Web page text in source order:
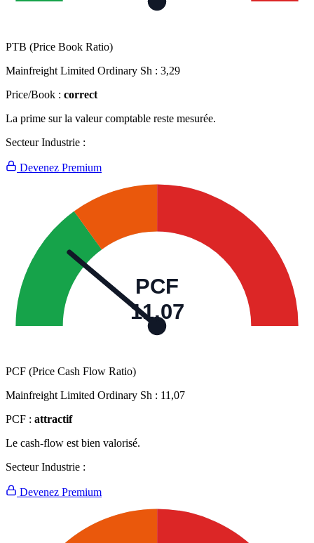
PTB (Price Book Ratio)
Mainfreight Limited Ordinary Sh : 3,29
Price/Book : correct
La prime sur la valeur comptable reste mesurée.
Secteur Industrie :
Devenez Premium
PCF
11,07
PCF (Price Cash Flow Ratio)
Mainfreight Limited Ordinary Sh : 11,07
PCF : attractif
Le cash-flow est bien valorisé.
Secteur Industrie :
Devenez Premium